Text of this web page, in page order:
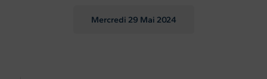
Mercredi 29 Mai 2024